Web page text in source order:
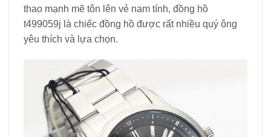
thao mạnh mẽ tôn lên vẻ nam tính, đồng hồ
t499059j là chiếc đồng hồ được rất nhiều quý ông
yêu thích và lựa chọn.